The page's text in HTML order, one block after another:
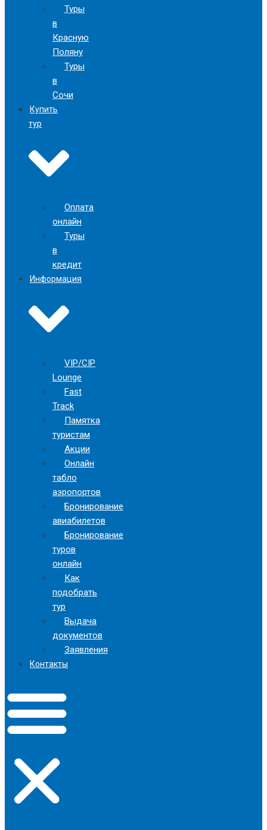
Туры
в
Красную
Поляну
Туры
в
Сочи
Купить
тур
Оплата
онлайн
Туры
в
кредит
Информация
VIP/CIP
Lounge
Fast
Track
Памятка
туристам
Акции
Онлайн
табло
аэропортов
Бронирование
авиабилетов
Бронирование
туров
онлайн
Как
подобрать
тур
Выдача
документов
Заявления
Контакты